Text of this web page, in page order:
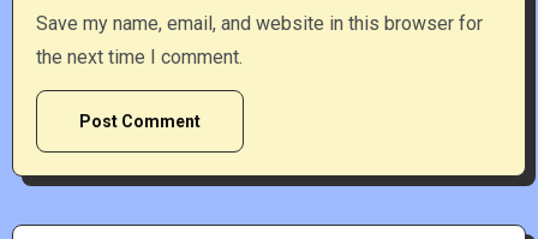
Save my name, email, and website in this browser for
the next time I comment.